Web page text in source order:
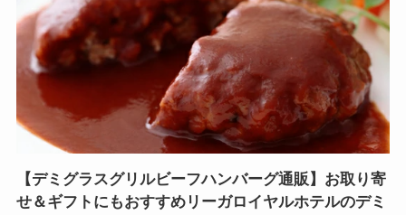
【デミグラスグリルビーフハンバーグ通販】お取り寄
せ＆ギフトにもおすすめリーガロイヤルホテルのデミ